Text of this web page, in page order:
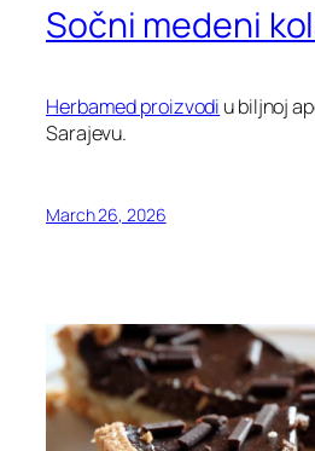
Sočni medeni
Herbamed proizvodi u biljnoj
Sarajevu.
March 26, 2026